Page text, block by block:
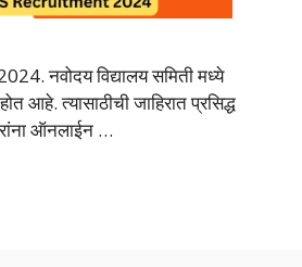
नवोदय विद्यालय समिती मध्ये
आहे. त्यासाठीची जाहिरात प्रसिद्ध
ऑनलाईन …